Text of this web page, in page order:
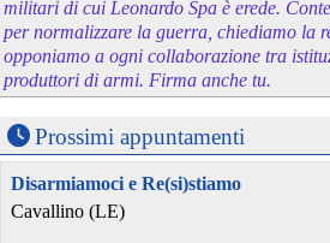
militari di cui Leonardo Spa è erede.
per normalizzare la guerra, chiediamo la
opponiamo a ogni collaborazione tra
produttori di armi. Firma anche tu.
Prossimi appuntamenti
Disarmiamoci e Re(si)stiamo
Cavallino (LE)